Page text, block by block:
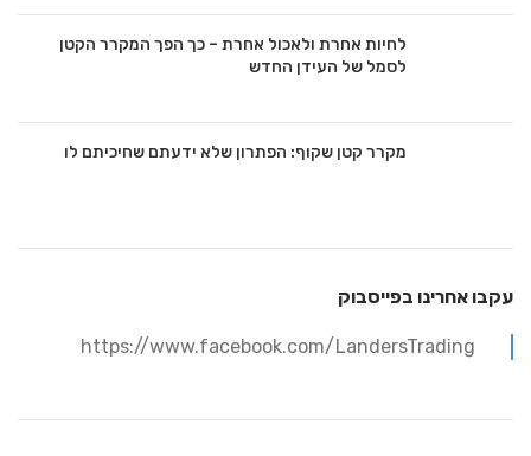
לחיות אחרת ולאכול אחרת – כך הפך המקרר הקטן
לסמל של העידן החדש
מקרר קטן שקוף: הפתרון שלא ידעתם שחיכיתם לו
עקבו אחרינו בפייסבוק
https://www.facebook.com/LandersTrading